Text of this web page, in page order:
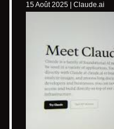
15 Août 2025 Claude.ai